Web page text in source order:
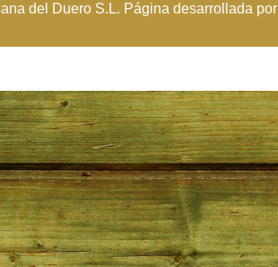
del Duero S.L. Página desarrollada por